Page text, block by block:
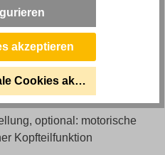
Höhe: ca. 76-
optional: motorische
Kopfteilfunktion
akzeptieren
Cookies akzeptieren